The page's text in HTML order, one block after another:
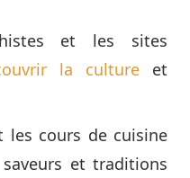
et les sites
la culture et
les cours de cuisine
et traditions